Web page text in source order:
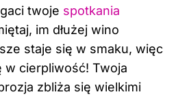
twoje spotkania
im dłużej wino
staje się w smaku, więc
cierpliwość! Twoja
zbliża się wielkimi